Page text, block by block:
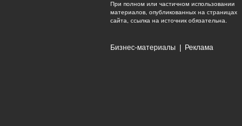
При полном или частичном использовании
материалов, опубликованных на страницах
сайта, ссылка на источник обязательна.
Бизнес-материалы Реклама